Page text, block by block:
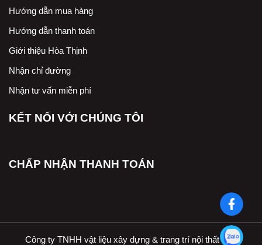
Hướng dẫn mua hàng
Hướng dẫn thanh toán
Giới thiệu Hòa Thịnh
Nhận chỉ đường
Nhận tư vấn miễn phí
KẾT NỐI VỚI CHÚNG TÔI
CHẤP NHẬN THANH TOÁN
Công ty TNHH vật liệu xây dựng & trang trí nội thất Hòa